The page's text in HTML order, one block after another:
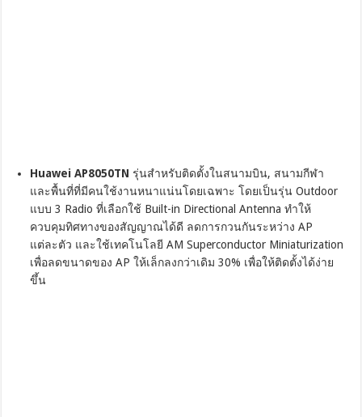
Huawei AP8050TN รุ่นสำหรับติดตั้งในสนามบิน, สนามกีฬา
และพื้นที่ที่มีคนใช้งานหนาแน่นโดยเฉพาะ โดยเป็นรุ่น Outdoor
แบบ 3 Radio ที่เลือกใช้ Built-in Directional Antenna ทำให้
ควบคุมทิศทางของสัญญาณได้ดี ลดการกวนกันระหว่าง AP
แต่ละตัว และใช้เทคโนโลยี AM Superconductor Miniaturization
เพื่อลดขนาดของ AP ให้เล็กลงกว่าเดิม 30% เพื่อให้ติดตั้งได้ง่าย
ขึ้น